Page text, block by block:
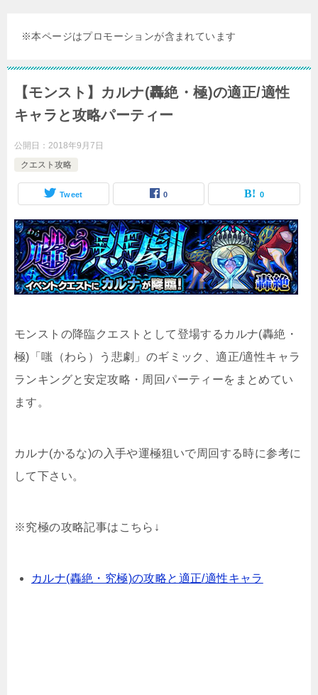
※本ページはプロモーションが含まれています
【モンスト】カルナ(轟絶・極)の適正/適性
キャラと攻略パーティー
公開日： 2018年9月7日
クエスト攻略
Tweet 0 0
モンストの降臨クエストとして登場するカルナ(轟絶・
極)「嗤（わら）う悲劇」のギミック、適正/適性キャラ
ランキングと安定攻略・周回パーティーをまとめてい
ます。
カルナ(かるな)の入手や運極狙いで周回する時に参考に
して下さい。
※究極の攻略記事はこちら↓
カルナ(轟絶・究極)の攻略と適正/適性キャラ